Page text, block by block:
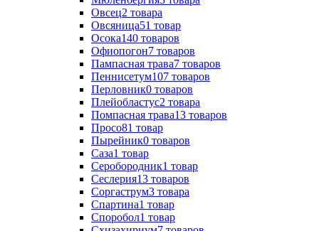
Овсец2 товара
Овсяница51 товар
Осока140 товаров
Офиопогон7 товаров
Пампасная трава7 товаров
Пеннисетум107 товаров
Перловник0 товаров
Плейобластус2 товара
Помпасная трава13 товаров
Просо81 товар
Пырейник0 товаров
Саза1 товар
Серобородник1 товар
Сеслерия13 товаров
Соргаструм3 товара
Спартина1 товар
Споробол1 товар